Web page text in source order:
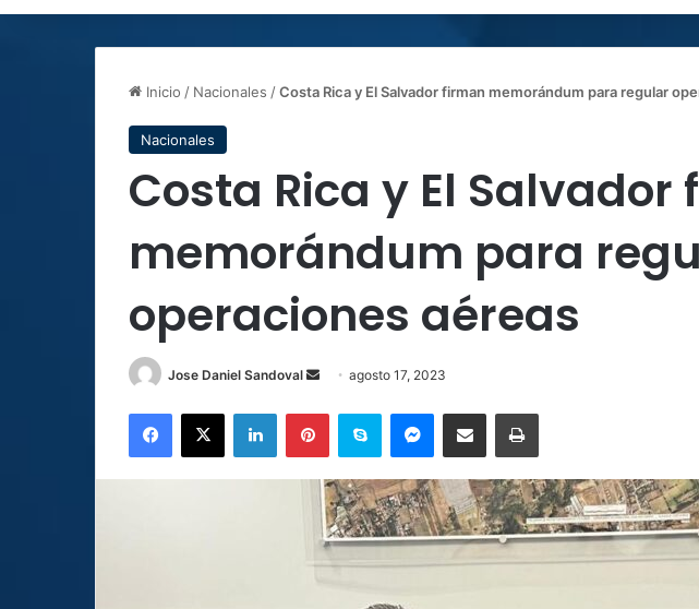
Inicio / Nacionales /Costa Rica y El Salvador firman memorándum para regular
Nacionales
Costa Rica y El Salvador
memorándum para
operaciones aéreas
Jose Daniel Sandoval
Sendagosto 17, 2023
Facebook
X LinkedInPinterestSkype MessengerCompartir por correo electrónicoImprimir